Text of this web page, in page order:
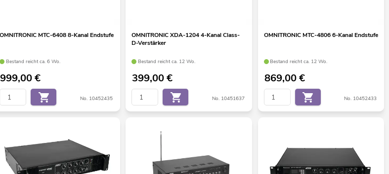
OMNITRONIC MTC-6408 8-Kanal Endstufe
Bestand reicht ca. 6 Wo.
999,00€
No. 10452435
OMNITRONIC XDA-1204 4-Kanal Class-
D-Verstärker
Bestand reicht ca. 12 Wo.
399,00€
No. 10451637
OMNITRONIC MTC-4806 6-Kanal Endstufe
Bestand reicht ca. 12 Wo.
869,00€
No. 10452433